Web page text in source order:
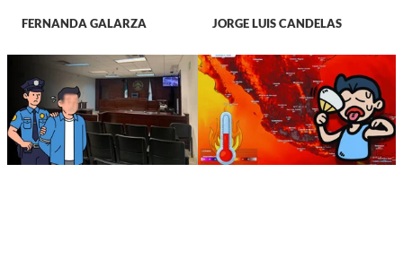
FERNANDA GALARZA JORGE LUIS CANDELAS